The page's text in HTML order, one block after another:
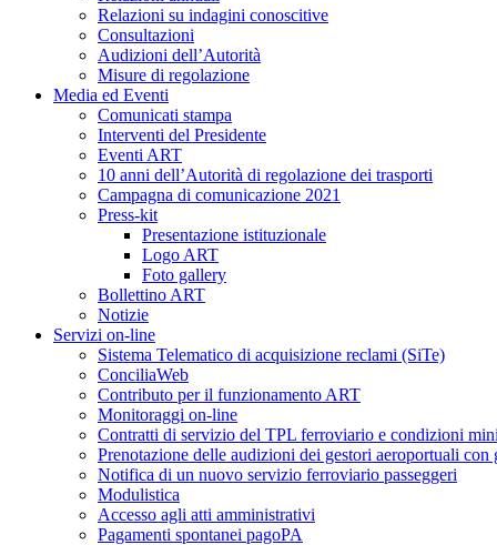
Relazioni su indagini conoscitive
Consultazioni
Audizioni dell’Autorità
Misure di regolazione
Media ed Eventi
Comunicati stampa
Interventi del Presidente
Eventi ART
10 anni dell’Autorità di regolazione dei trasporti
Campagna di comunicazione 2021
Press-kit
Presentazione istituzionale
Logo ART
Foto gallery
Bollettino ART
Notizie
Servizi on-line
Sistema Telematico di acquisizione reclami (SiTe)
ConciliaWeb
Contributo per il funzionamento ART
Monitoraggi on-line
Contratti di servizio del TPL ferroviario e condizioni
Prenotazione delle audizioni dei gestori aeroportuali con
Notifica di un nuovo servizio ferroviario passeggeri
Modulistica
Accesso agli atti amministrativi
Pagamenti spontanei pagoPA